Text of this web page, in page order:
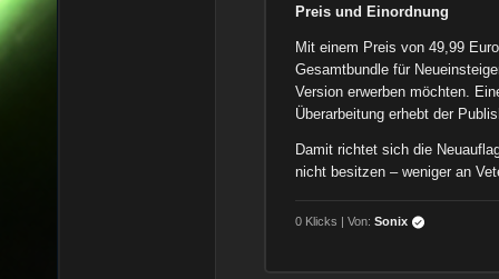
Preis und Einordnung
Mit einem Preis von 49,99
Gesamtbundle für
Version erwerben möchten.
Überarbeitung erhebt der
Damit richtet sich die
nicht besitzen – weniger an
0 Klicks | Von:Sonix